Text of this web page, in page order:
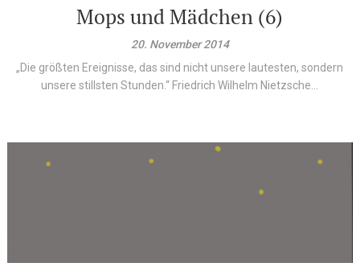
Mops und Mädchen (6)
20. November 2014
„Die größten Ereignisse, das sind nicht unsere lautesten, sondern
unsere stillsten Stunden.“ Friedrich Wilhelm Nietzsche...